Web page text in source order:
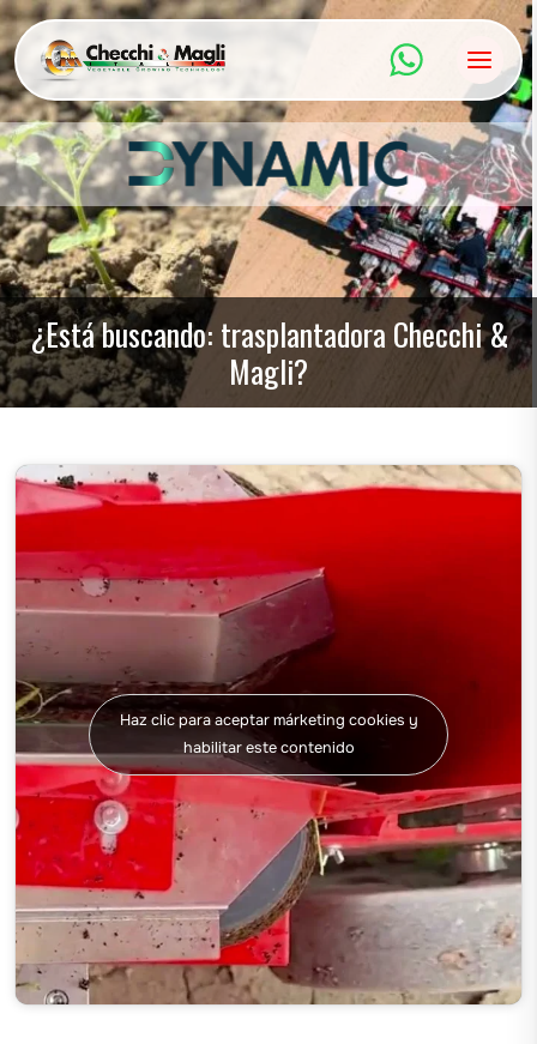
Saltar
al
contenido
¿Está buscando: trasplantadora Checchi &
Magli?
Haz clic para aceptar márketing cookies y
habilitar este contenido